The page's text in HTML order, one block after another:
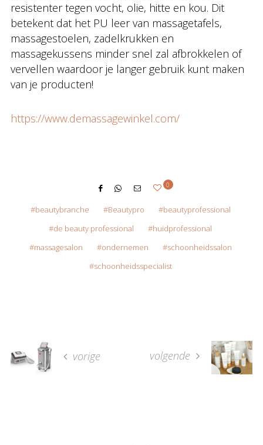
resistenter tegen vocht, olie, hitte en kou. Dit
betekent dat het PU leer van massagetafels,
massagestoelen, zadelkrukken en
massagekussens minder snel zal afbrokkelen of
vervellen waardoor je langer gebruik kunt maken
van je producten!
https://www.demassagewinkel.com/
0
beautybranche Beautypro
beautyprofessional
de beauty professional
huidprofessional
massagesalon
ondernemen
schoonheidssalon
schoonheidsspecialist
vorige volgende